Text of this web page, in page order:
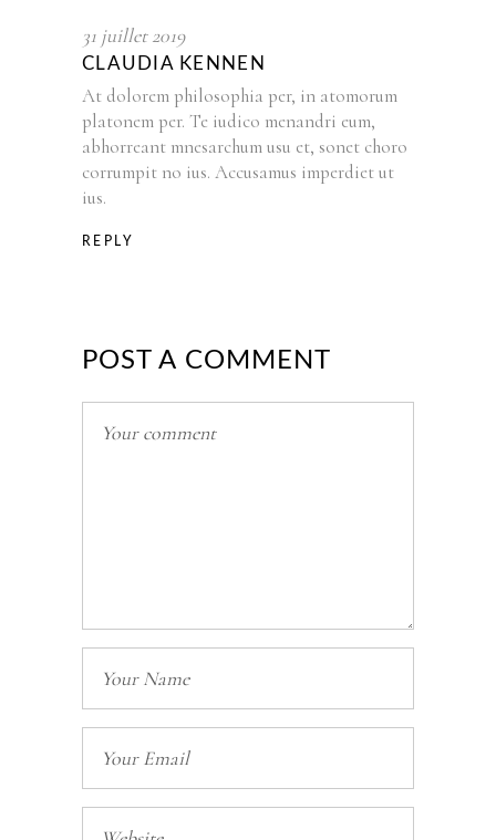
31 juillet 2019
CLAUDIA KENNEN
At dolorem philosophia per, in atomorum
platonem per. Te iudico menandri eum,
abhorreant mnesarchum usu et, sonet choro
corrumpit no ius. Accusamus imperdiet ut
ius.
REPLY
POST A COMMENT